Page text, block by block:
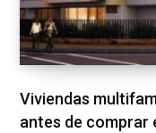
Viviendas
antes de comprar